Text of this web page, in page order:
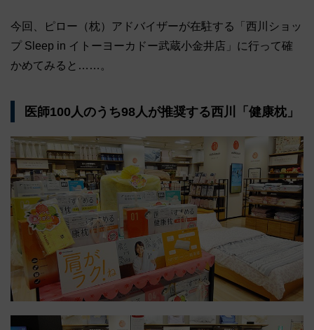
今回、ピロー（枕）アドバイザーが在駐する「西川ショッ
プ Sleep in イトーヨーカドー武蔵小金井店」に行って確
かめてみると……。
医師100人のうち98人が推奨する西川「健康枕」